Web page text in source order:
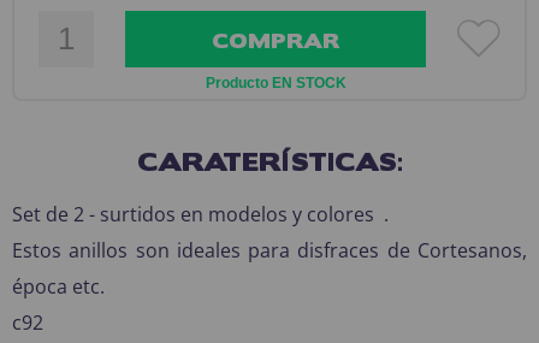
COMPRAR
Producto EN STOCK
CARATERÍSTICAS:
Set de 2 - surtidos en modelos y colores .
Estos anillos son ideales para disfraces de Cortesanos,
época etc.
c92